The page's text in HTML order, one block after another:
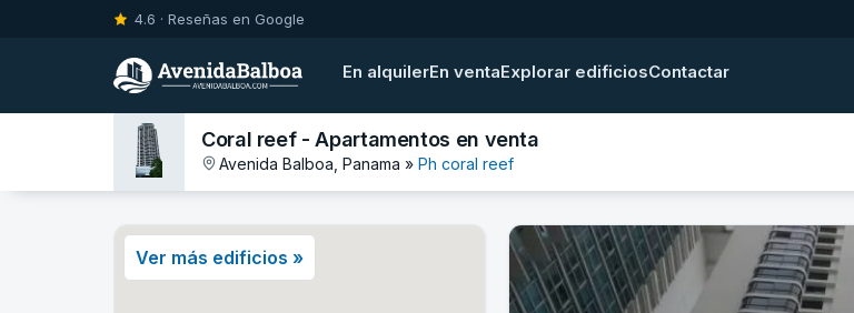
4.6 · Reseñas en Google
En alquilerEn ventaExplorar edificiosContactar
Coral reef - Apartamentos en venta
Avenida Balboa, Panama » Ph coral reef
Ver más edificios »